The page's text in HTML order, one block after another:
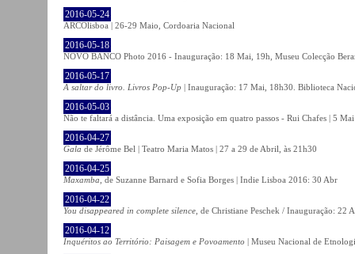
2016-05-24
ARCOlisboa | 26-29 Maio, Cordoaria Nacional
2016-05-18
NOVO BANCO Photo 2016 - Inauguração: 18 Mai, 19h, Museu Colecção
2016-05-17
A saltar do livro. Livros Pop-Up | Inauguração: 17 Mai, 18h30. Biblioteca
2016-05-03
Não te faltará a distância. Uma exposição em quatro passos - Rui Chafes | 5
2016-04-27
Gala de Jérôme Bel | Teatro Maria Matos | 27 a 29 de Abril, às 21h30
2016-04-25
Maxamba , de Suzanne Barnard e Sofia Borges | Indie Lisboa 2016: 30 Abr
2016-04-22
You disappeared in complete silence , de Christiane Peschek / Inauguração: 22
2016-04-12
Inquéritos ao Território: Paisagem e Povoamento | Museu Nacional de